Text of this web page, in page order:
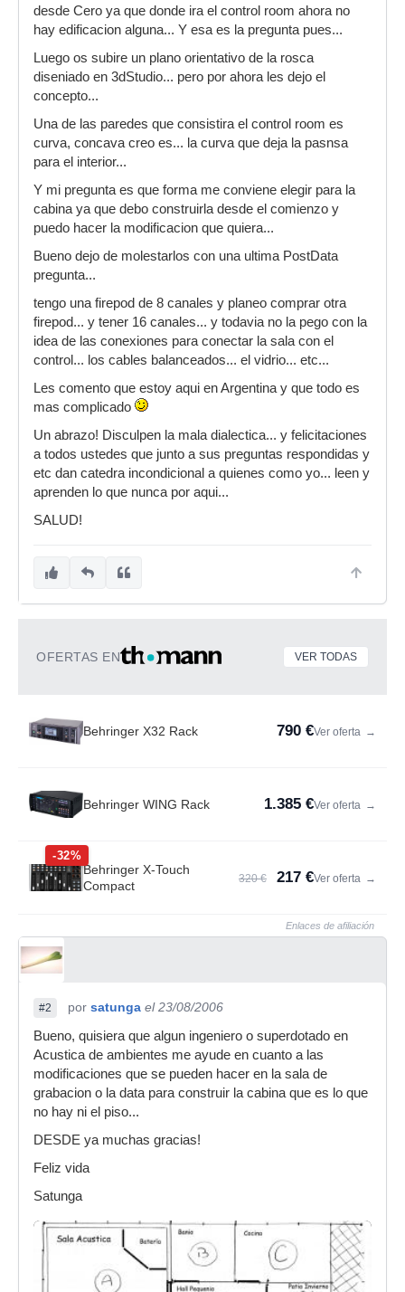
desde Cero ya que donde ira el control room ahora no
hay edificacion alguna... Y esa es la pregunta pues...
Luego os subire un plano orientativo de la rosca
diseniado en 3dStudio... pero por ahora les dejo el
concepto...
Una de las paredes que consistira el control room es
curva, concava creo es... la curva que deja la pasnsa
para el interior...
Y mi pregunta es que forma me conviene elegir para la
cabina ya que debo construirla desde el comienzo y
puedo hacer la modificacion que quiera...
Bueno dejo de molestarlos con una ultima PostData
pregunta...
tengo una firepod de 8 canales y planeo comprar otra
firepod... y tener 16 canales... y todavia no la pego con la
idea de las conexiones para conectar la sala con el
control... los cables balanceados... el vidrio... etc...
Les comento que estoy aqui en Argentina y que todo es
mas complicado
Un abrazo! Disculpen la mala dialectica... y felicitaciones
a todos ustedes que junto a sus preguntas respondidas y
etc dan catedra incondicional a quienes como yo... leen y
aprenden lo que nunca por aqui...
SALUD!
OFERTAS EN VER TODAS
Behringer X32 Rack 790 €Ver oferta →
Behringer WING Rack 1.385 €Ver oferta →
-32%
Behringer X-Touch
Compact
320 € 217 €Ver oferta →
Enlaces de afiliación
#2 por satunga el 23/08/2006
Bueno, quisiera que algun ingeniero o superdotado en
Acustica de ambientes me ayude en cuanto a las
modificaciones que se pueden hacer en la sala de
grabacion o la data para construir la cabina que es lo que
no hay ni el piso...
DESDE ya muchas gracias!
Feliz vida
Satunga